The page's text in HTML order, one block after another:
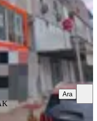
Karaca
Ara